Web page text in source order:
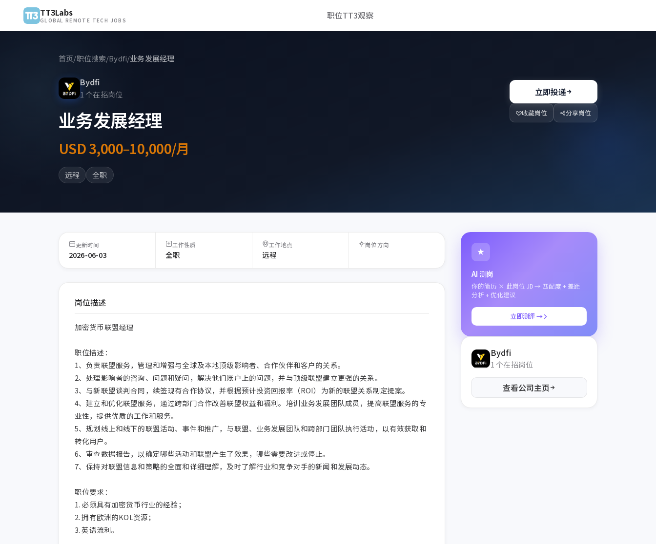
TT3Labs
GLOBAL REMOTE TECH JOBS 职位TT3观察
首页/职位搜索/Bydfi/业务发展经理
Bydfi
1 个在招岗位
业务发展经理
USD 3,000–10,000/月
远程 全职
立即投递
收藏岗位 分享岗位
更新时间
2026-06-03
工作性质
全职
工作地点
远程
岗位方向
岗位描述
加密货币联盟经理
职位描述：
1、负责联盟服务，管理和增强与全球及本地顶级影响者、合作伙伴和客户的关系。
2、处理影响者的咨询、问题和疑问，解决他们账户上的问题，并与顶级联盟建立更强的关系。
3、与新联盟谈判合同，续签现有合作协议，并根据预计投资回报率（ROI）为新的联盟关系制定提案。
4、建立和优化联盟服务，通过跨部门合作改善联盟权益和福利。培训业务发展团队成员，提高联盟服务的专
业性，提供优质的工作和服务。
5、规划线上和线下的联盟活动、事件和推广，与联盟、业务发展团队和跨部门团队执行活动，以有效获取和
转化用户。
6、审查数据报告，以确定哪些活动和联盟产生了效果，哪些需要改进或停止。
7、保持对联盟信息和策略的全面和详细理解，及时了解行业和竞争对手的新闻和发展动态。
职位要求：
1. 必须具有加密货币行业的经验；
2. 拥有欧洲的KOL资源；
3. 英语流利。
AI 测岗
你的简历 × 此岗位 JD → 匹配度 + 差距
分析 + 优化建议
立即测评 →
Bydfi
1 个在招岗位
查看公司主页